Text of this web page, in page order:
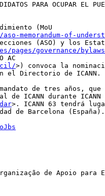
PARA OCUPAR EL
(MoU
memorandum-of-
(ASO) y los
pages/governance/
AC
>) convoca la
el Directorio de ICANN.
de tres años, que
ICANN durante ICANN
>. ICANN 63 tendrá
de Barcelona (España).
de Apoio para